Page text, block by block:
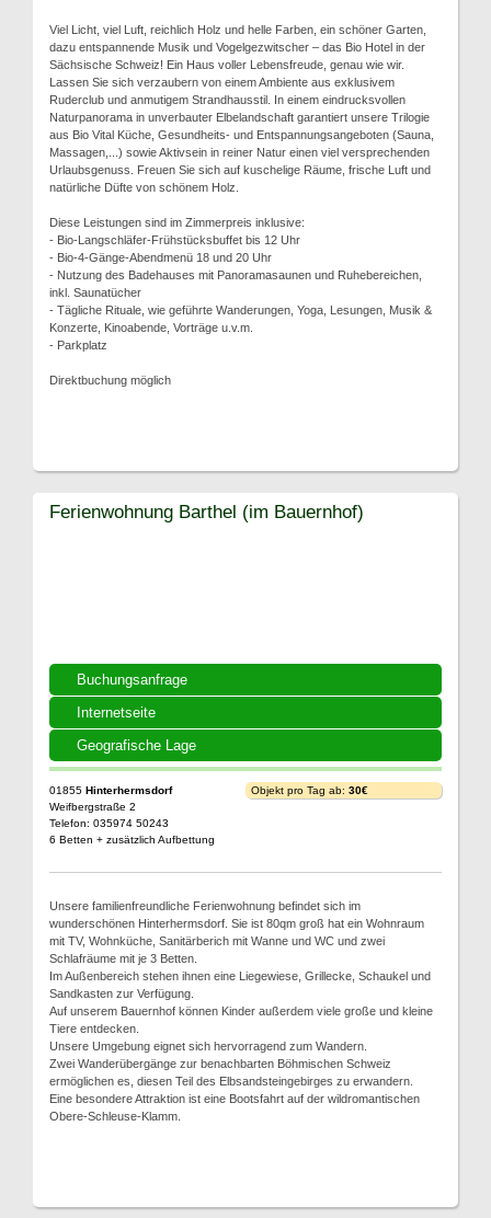
Viel Licht, viel Luft, reichlich Holz und helle Farben, ein schöner Garten,
dazu entspannende Musik und Vogelgezwitscher – das Bio Hotel in der
Sächsische Schweiz! Ein Haus voller Lebensfreude, genau wie wir.
Lassen Sie sich verzaubern von einem Ambiente aus exklusivem
Ruderclub und anmutigem Strandhausstil. In einem eindrucksvollen
Naturpanorama in unverbauter Elbelandschaft garantiert unsere Trilogie
aus Bio Vital Küche, Gesundheits- und Entspannungsangeboten (Sauna,
Massagen,...) sowie Aktivsein in reiner Natur einen viel versprechenden
Urlaubsgenuss. Freuen Sie sich auf kuschelige Räume, frische Luft und
natürliche Düfte von schönem Holz.
Diese Leistungen sind im Zimmerpreis inklusive:
- Bio-Langschläfer-Frühstücksbuffet bis 12 Uhr
- Bio-4-Gänge-Abendmenü 18 und 20 Uhr
- Nutzung des Badehauses mit Panoramasaunen und Ruhebereichen,
inkl. Saunatücher
- Tägliche Rituale, wie geführte Wanderungen, Yoga, Lesungen, Musik &
Konzerte, Kinoabende, Vorträge u.v.m.
- Parkplatz
Direktbuchung möglich
Buchungsanfrage
Internetseite
Geografische Lage
Ferienwohnung Barthel (im Bauernhof)
01855 Hinterhermsdorf
Weifbergstraße 2
Telefon: 035974 50243
6 Betten + zusätzlich Aufbettung
Objekt pro Tag ab: 30€
Unsere familienfreundliche Ferienwohnung befindet sich im
wunderschönen Hinterhermsdorf. Sie ist 80qm groß hat ein Wohnraum
mit TV, Wohnküche, Sanitärberich mit Wanne und WC und zwei
Schlafräume mit je 3 Betten.
Im Außenbereich stehen ihnen eine Liegewiese, Grillecke, Schaukel und
Sandkasten zur Verfügung.
Auf unserem Bauernhof können Kinder außerdem viele große und kleine
Tiere entdecken.
Unsere Umgebung eignet sich hervorragend zum Wandern.
Zwei Wanderübergänge zur benachbarten Böhmischen Schweiz
ermöglichen es, diesen Teil des Elbsandsteingebirges zu erwandern.
Eine besondere Attraktion ist eine Bootsfahrt auf der wildromantischen
Obere-Schleuse-Klamm.